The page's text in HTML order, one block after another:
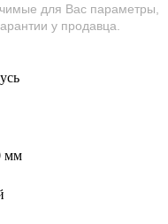
для Вас параметры,
у продавца.
мм